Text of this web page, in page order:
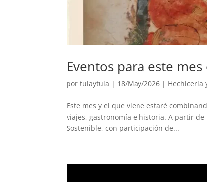
Eventos para este
portulaytula | 18/May/2026 | Hechicería
Este mes y el que viene estaré
viajes, gastronomía e historia. A partir
Sostenible, con participación de...